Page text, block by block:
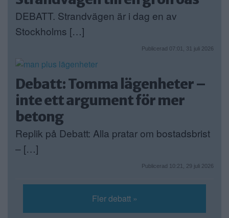
DEBATT. Strandvägen är i dag en av
Stockholms […]
Publicerad 07:01, 31 juli 2026
Debatt: Tomma lägenheter –
inte ett argument för mer
betong
Replik på Debatt: Alla pratar om bostadsbrist
– […]
Publicerad 10:21, 29 juli 2026
Fler debatt »